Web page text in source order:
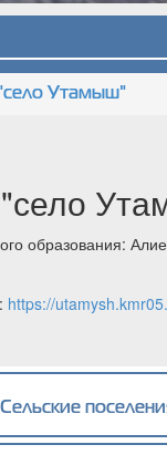
Утамыш"
образования:
https://
Сельские